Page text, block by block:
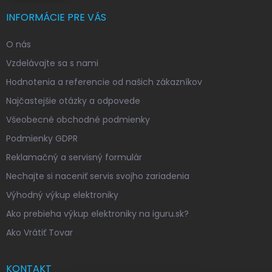
INFORMÁCIE PRE VÁS
O nás
Vzdelávajte sa s nami
Hodnotenia a referencie od našich zákazníkov
Najčastejšie otázky a odpovede
Všeobecné obchodné podmienky
Podmienky GDPR
Reklamačný a servisný formulár
Nechajte si naceniť servis svojho zariadenia
Výhodný výkup elektroniky
Ako prebieha výkup elektroniky na iguru.sk?
Ako Vrátiť Tovar
KONTAKT